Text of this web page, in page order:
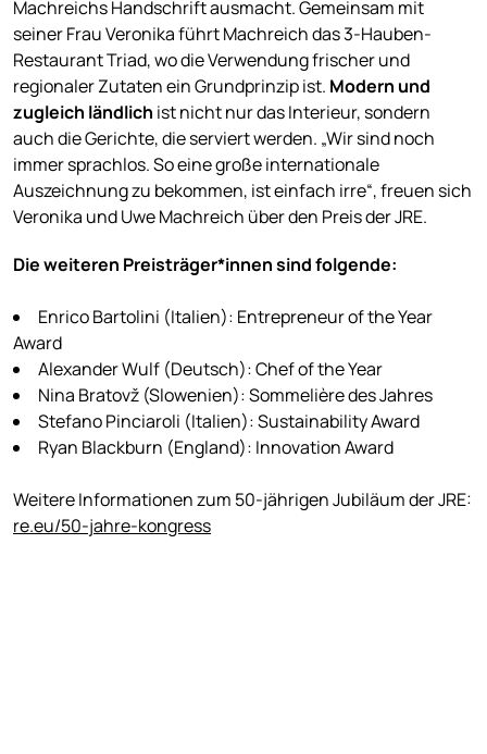
Machreichs Handschrift ausmacht. Gemeinsam mit
seiner Frau Veronika führt Machreich das 3-Hauben-
Restaurant Triad, wo die Verwendung frischer und
regionaler Zutaten ein Grundprinzip ist. Modern und
zugleich ländlich ist nicht nur das Interieur, sondern
auch die Gerichte, die serviert werden. „Wir sind noch
immer sprachlos. So eine große internationale
Auszeichnung zu bekommen, ist einfach irre“, freuen sich
Veronika und Uwe Machreich über den Preis der JRE.
Die weiteren Preisträger*innen sind folgende:
Enrico Bartolini (Italien): Entrepreneur of the Year
Award
Alexander Wulf (Deutsch): Chef of the Year
Nina Bratovž (Slowenien): Sommelière des Jahres
Stefano Pinciaroli (Italien): Sustainability Award
Ryan Blackburn (England): Innovation Award
Weitere Informationen zum 50-jährigen Jubiläum der JRE:
re.eu/50-jahre-kongress